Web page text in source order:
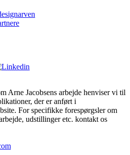
Arne Jacobsens arbejde henviser vi til
der er anført i
For specifikke forespørgsler om
udstillinger etc. kontakt os